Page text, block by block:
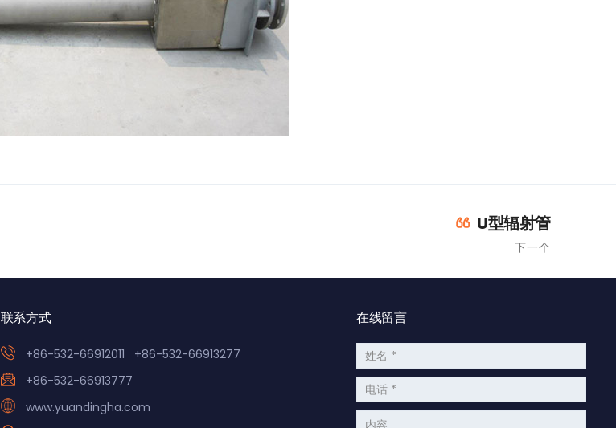
U型辐射管
下一个
联系方式
+86-532-66912011
+86-532-66913277
+86-532-66913777
www.yuandingha.com
在线留言